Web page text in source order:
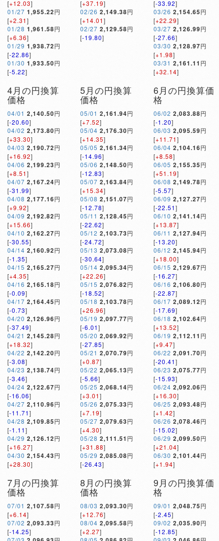
[+12.03]
01/27 1,955.22円
[+2.31]
01/28 1,961.58円
[+6.36]
01/29 1,938.72円
[-22.86]
01/30 1,933.50円
[-5.22]
[+37.19]
02/26 2,149.38円
[+14.01]
02/27 2,129.58円
[-19.80]
[-33.92]
03/26 2,154.65円
[+22.29]
03/27 2,126.99円
[-27.66]
03/30 2,128.97円
[+1.98]
03/31 2,161.11 円
[+32.14]
4月の円換算
価格
04/01 2,140.50円
[-20.60]
04/02 2,173.80円
[+33.30]
04/03 2,190.72円
[+16.92]
04/06 2,199.23円
[+8.51]
04/07 2,167.24円
[-31.99]
04/08 2,177.16円
[+9.92]
04/09 2,192.82円
[+15.66]
04/10 2,162.27円
[-30.55]
04/14 2,160.92円
[-1.35]
04/15 2,165.27円
[+4.35]
04/16 2,165.18円
[-0.09]
04/17 2,164.45円
[-0.73]
04/20 2,126.96円
[-37.49]
04/21 2,145.28円
[+18.32]
04/22 2,142.20円
[-3.08]
04/23 2,138.74円
[-3.46]
04/24 2,122.67円
[-16.06]
04/27 2,110.96円
[-11.71]
04/28 2,109.85円
[-1.11]
04/29 2,126.12円
[+16.27]
04/30 2,154.43円
[+28.30]
5月の円換算
価格
05/01 2,161.94円
[+7.52]
05/04 2,176.30円
[+14.35]
05/05 2,161.34円
[-14.96]
05/06 2,148.50円
[-12.83]
05/07 2,163.84円
[+15.34]
05/08 2,151.07円
[-12.78]
05/11 2,128.45円
[-22.62]
05/12 2,103.73円
[-24.72]
05/13 2,073.08円
[-30.64]
05/14 2,095.34円
[+22.26]
05/15 2,076.82円
[-18.52]
05/18 2,103.78円
[+26.96]
05/19 2,097.77円
[-6.01]
05/20 2,069.92円
[-27.85]
05/21 2,070.79円
[+0.87]
05/22 2,065.13円
[-5.66]
05/25 2,068.14円
[+3.01]
05/26 2,075.33円
[+7.19]
05/27 2,079.63円
[+4.30]
05/28 2,111.51 円
[+31.88]
05/29 2,085.08円
[-26.43]
6月の円換算価
格
06/02 2,083.88円
[-1.20]
06/03 2,095.59円
[+11.71]
06/04 2,104.16円
[+8.58]
06/05 2,155.35円
[+51.19]
06/08 2,149.78円
[-5.57]
06/09 2,127.27円
[-22.51]
06/10 2,141.14円
[+13.87]
06/11 2,127.94円
[-13.20]
06/12 2,145.94円
[+18.00]
06/15 2,129.67円
[-16.27]
06/16 2,106.80円
[-22.87]
06/17 2,089.12円
[-17.69]
06/18 2,102.64円
[+13.52]
06/19 2,112.11 円
[+9.47]
06/22 2,091.70円
[-20.41]
06/23 2,075.77円
[-15.93]
06/24 2,092.06円
[+16.30]
06/25 2,093.48円
[+1.42]
06/26 2,078.46円
[-15.02]
06/29 2,099.50円
[+21.04]
06/30 2,101.44円
[+1.94]
7月の円換算
価格
07/01 2,107.58円
[+6.14]
07/02 2,093.33円
[-14.25]
8月の円換算
価格
08/03 2,093.30円
[+12.76]
08/04 2,095.58円
[+2.27]
9月の円換算価
格
09/01 2,048.75円
[-2.45]
09/02 2,035.90円
[-12.85]